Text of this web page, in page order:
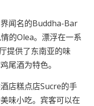
闻名的Buddha-Bar
的Olea。漂浮在一系
提供了东南亚的味
尾酒为特色。
店糕点店Sucre的手
味小吃。宾客可以在